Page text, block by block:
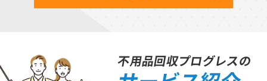
不用品回収プログレスの